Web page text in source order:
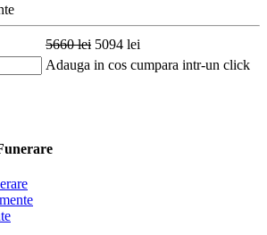
5660lei 5094 lei
Adauga in cos cumpara intr-un click